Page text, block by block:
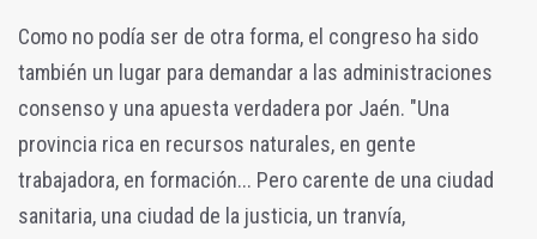
Como no podía ser de otra forma, el congreso ha sido
también un lugar para demandar a las administraciones
consenso y una apuesta verdadera por Jaén. "Una
provincia rica en recursos naturales, en gente
trabajadora, en formación... Pero carente de una ciudad
sanitaria, una ciudad de la justicia, un tranvía,